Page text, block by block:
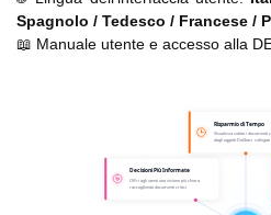
Spagnolo / Tedesco / Francese /
📖 Manuale utente e accesso alla